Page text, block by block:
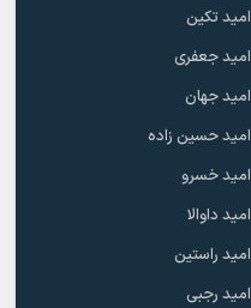
امید تکین
امید جعفری
امید جهان
امید حسین زاده
امید خسرو
امید داوالا
امید راستین
امید رجبی